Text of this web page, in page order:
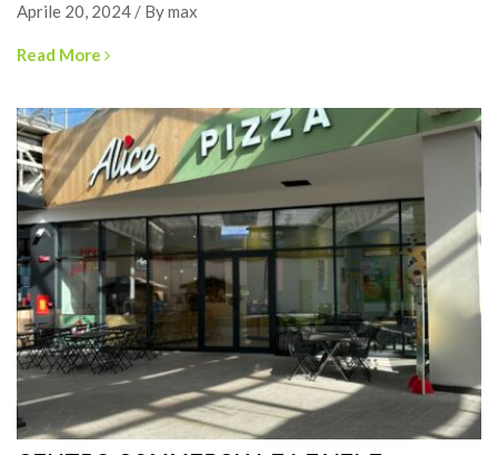
Aprile 20, 2024 / By max
Read More